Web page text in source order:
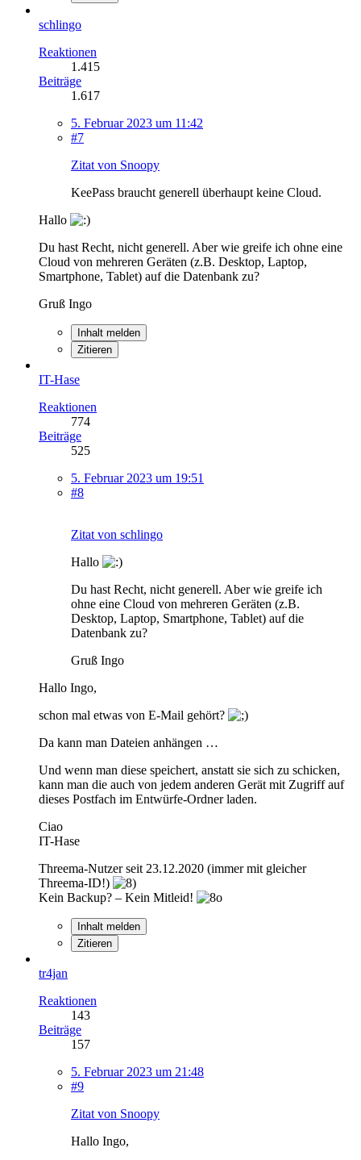
schlingo
Reaktionen
1.415
Beiträge
1.617
5. Februar 2023 um 11:42
#7
Zitat von Snoopy
KeePass braucht generell überhaupt keine Cloud.
Hallo
Du hast Recht, nicht generell. Aber wie greife ich ohne eine
Cloud von mehreren Geräten (z.B. Desktop, Laptop,
Smartphone, Tablet) auf die Datenbank zu?
Gruß Ingo
Inhalt melden
Zitieren
IT-Hase
Reaktionen
774
Beiträge
525
5. Februar 2023 um 19:51
#8
Zitat von schlingo
Hallo
Du hast Recht, nicht generell. Aber wie greife ich
ohne eine Cloud von mehreren Geräten (z.B.
Desktop, Laptop, Smartphone, Tablet) auf die
Datenbank zu?
Gruß Ingo
Hallo Ingo,
schon mal etwas von E-Mail gehört?
Da kann man Dateien anhängen …
Und wenn man diese speichert, anstatt sie sich zu schicken,
kann man die auch von jedem anderen Gerät mit Zugriff auf
dieses Postfach im Entwürfe-Ordner laden.
Ciao
IT-Hase
Threema-Nutzer seit 23.12.2020 (immer mit gleicher
Threema-ID!)
Kein Backup? – Kein Mitleid!
Inhalt melden
Zitieren
tr4jan
Reaktionen
143
Beiträge
157
5. Februar 2023 um 21:48
#9
Zitat von Snoopy
Hallo Ingo,